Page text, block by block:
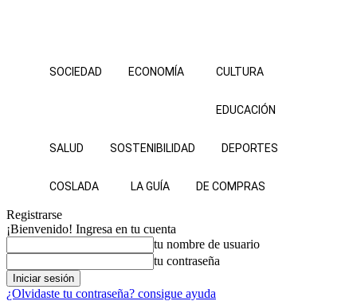
SOCIEDAD ECONOMÍA CULTURA
EDUCACIÓN
SALUD SOSTENIBILIDAD DEPORTES
COSLADA LA GUÍA DE COMPRAS
Registrarse
¡Bienvenido! Ingresa en tu cuenta
tu nombre de usuario
tu contraseña
¿Olvidaste tu contraseña? consigue ayuda